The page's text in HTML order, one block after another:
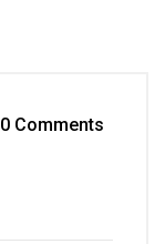
0 Comments